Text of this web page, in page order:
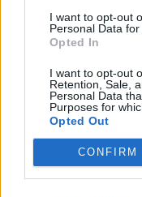
I want to opt-out
Personal Data for
Opted In
I want to opt-out
Retention, Sale,
Personal Data
Purposes for
Opted Out
CONFIRM